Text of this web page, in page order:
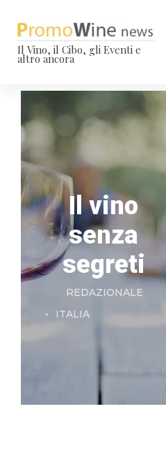
Il Vino, il Cibo, gli Eventi e
altro ancora
Il vino
senza
segreti
REDAZIONALE
ITALIA